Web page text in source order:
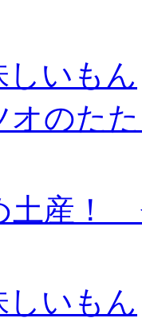
しいもん
オのた
土産！
しいもん